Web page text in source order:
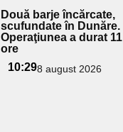
Două barje încărcate,
scufundate în Dunăre.
Operaţiunea a durat 11
ore
10:298 august 2026